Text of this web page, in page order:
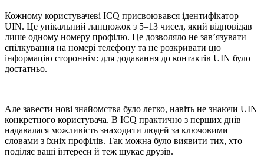
Кожному користувачеві ICQ присвоювався ідентифікатор
UIN. Це унікальний ланцюжок з 5–13 чисел, який відповідав
лише одному номеру профілю. Це дозволяло не зав’язувати
спілкування на номері телефону та не розкривати цю
інформацію стороннім: для додавання до контактів UIN було
достатньо.
Але завести нові знайомства було легко, навіть не знаючи UIN
конкретного користувача. В ICQ практично з перших днів
надавалася можливість знаходити людей за ключовими
словами з їхніх профілів. Так можна було виявити тих, хто
поділяє ваші інтереси й теж шукає друзів.